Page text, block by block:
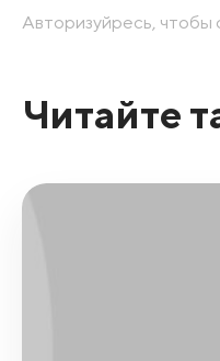
Авторизуйресь, чтобы
Читайте